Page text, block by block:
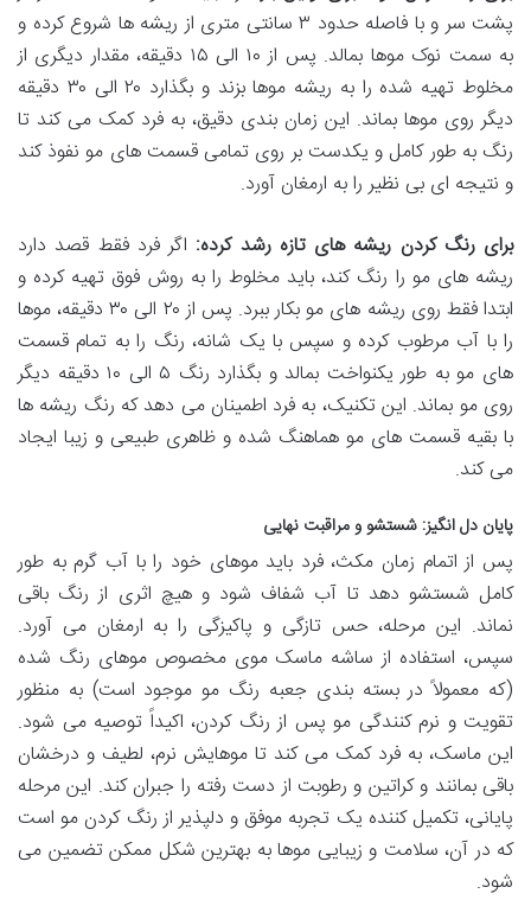
پشت سر و با فاصله حدود ۳ سانتی متری از ریشه ها شروع کرده و
به سمت نوک موها بمالد. پس از ۱۰ الی ۱۵ دقیقه، مقدار دیگری از
مخلوط تهیه شده را به ریشه موها بزند و بگذارد ۲۰ الی ۳۰ دقیقه
دیگر روی موها بماند. این زمان بندی دقیق، به فرد کمک می کند تا
رنگ به طور کامل و یکدست بر روی تمامی قسمت های مو نفوذ کند
و نتیجه ای بی نظیر را به ارمغان آورد.
برای رنگ کردن ریشه های تازه رشد کرده: اگر فرد فقط قصد دارد
ریشه های مو را رنگ کند، باید مخلوط را به روش فوق تهیه کرده و
ابتدا فقط روی ریشه های مو بکار ببرد. پس از ۲۰ الی ۳۰ دقیقه، موها
را با آب مرطوب کرده و سپس با یک شانه، رنگ را به تمام قسمت
های مو به طور یکنواخت بمالد و بگذارد رنگ ۵ الی ۱۰ دقیقه دیگر
روی مو بماند. این تکنیک، به فرد اطمینان می دهد که رنگ ریشه ها
با بقیه قسمت های مو هماهنگ شده و ظاهری طبیعی و زیبا ایجاد
می کند.
پایان دل انگیز: شستشو و مراقبت نهایی
پس از اتمام زمان مکث، فرد باید موهای خود را با آب گرم به طور
کامل شستشو دهد تا آب شفاف شود و هیچ اثری از رنگ باقی
نماند. این مرحله، حس تازگی و پاکیزگی را به ارمغان می آورد.
سپس، استفاده از ساشه ماسک موی مخصوص موهای رنگ شده
(که معمولاً در بسته بندی جعبه رنگ مو موجود است) به منظور
تقویت و نرم کنندگی مو پس از رنگ کردن، اکیداً توصیه می شود.
این ماسک، به فرد کمک می کند تا موهایش نرم، لطیف و درخشان
باقی بمانند و کراتین و رطوبت از دست رفته را جبران کند. این مرحله
پایانی، تکمیل کننده یک تجربه موفق و دلپذیر از رنگ کردن مو است
که در آن، سلامت و زیبایی موها به بهترین شکل ممکن تضمین می
شود.